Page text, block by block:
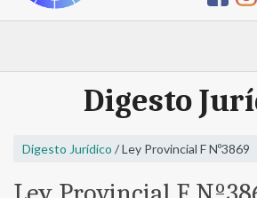
Digesto
Digesto Jurídico / Ley Provincial F Nº3869